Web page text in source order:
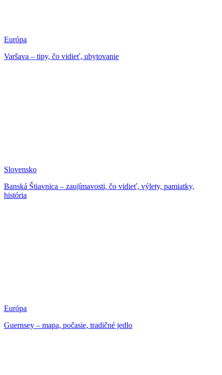
Európa
Varšava – tipy, čo vidieť, ubytovanie
Slovensko
Banská Štiavnica – zaujímavosti, čo vidieť, výlety, pamiatky,
história
Európa
Guernsey – mapa, počasie, tradičné jedlo